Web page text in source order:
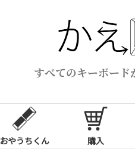
すべてのキーボード
おやうちくん 購入